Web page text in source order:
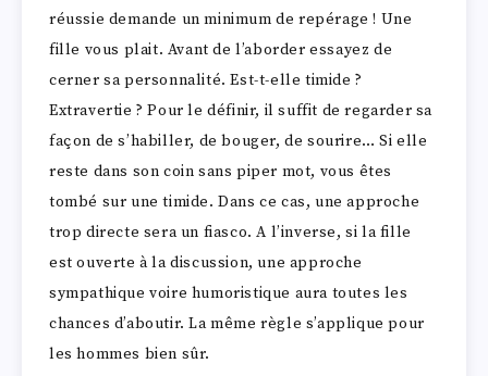
réussie demande un minimum de repérage ! Une
fille vous plait. Avant de l’aborder essayez de
cerner sa personnalité. Est-t-elle timide ?
Extravertie ? Pour le définir, il suffit de regarder sa
façon de s’habiller, de bouger, de sourire… Si elle
reste dans son coin sans piper mot, vous êtes
tombé sur une timide. Dans ce cas, une approche
trop directe sera un fiasco. A l’inverse, si la fille
est ouverte à la discussion, une approche
sympathique voire humoristique aura toutes les
chances d’aboutir. La même règle s’applique pour
les hommes bien sûr.